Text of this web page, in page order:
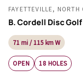
FAYETTEVILLE,
B. Cordell Disc
71 mi / 115 km W
OPEN 18 HOLES